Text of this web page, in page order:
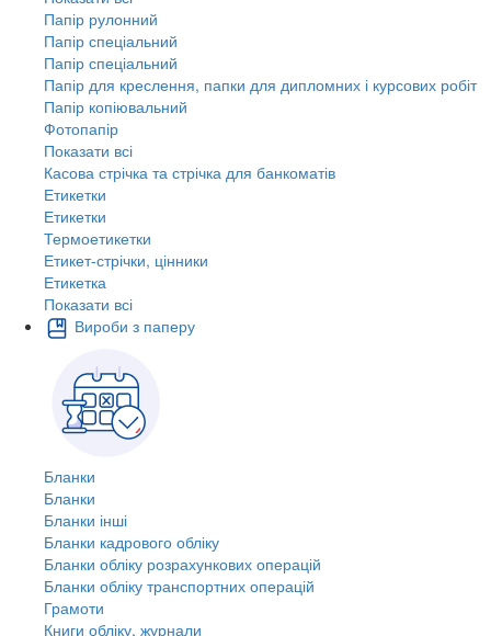
Папір рулонний
Папір спеціальний
Папір спеціальний
Папір для креслення, папки для дипломних і курсових робіт
Папір копіювальний
Фотопапір
Показати всі
Касова стрічка та стрічка для банкоматів
Етикетки
Етикетки
Термоетикетки
Етикет-стрічки, цінники
Етикетка
Показати всі
Вироби з паперу
Бланки
Бланки
Бланки інші
Бланки кадрового обліку
Бланки обліку розрахункових операцій
Бланки обліку транспортних операцій
Грамоти
Книги обліку, журнали